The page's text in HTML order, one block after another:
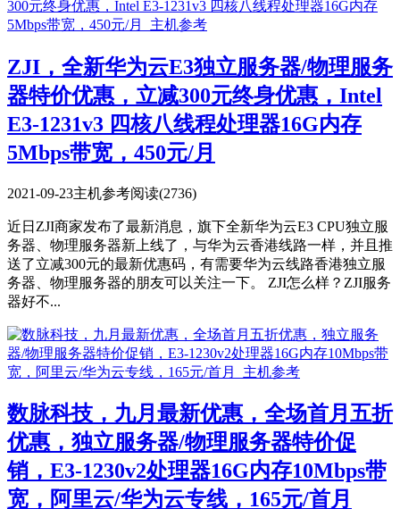
ZJI，全新华为云E3独立服务器/物理服务
器特价优惠，立减300元终身优惠，Intel
E3-1231v3 四核八线程处理器16G内存
5Mbps带宽，450元/月
2021-09-23主机参考阅读(2736)
近日ZJI商家发布了最新消息，旗下全新华为云E3 CPU独立服
务器、物理服务器新上线了，与华为云香港线路一样，并且推
送了立减300元的最新优惠码，有需要华为云线路香港独立服
务器、物理服务器的朋友可以关注一下。 ZJI怎么样？ZJI服务
器好不...
数脉科技，九月最新优惠，全场首月五折
优惠，独立服务器/物理服务器特价促
销，E3-1230v2处理器16G内存10Mbps带
宽，阿里云/华为云专线，165元/首月